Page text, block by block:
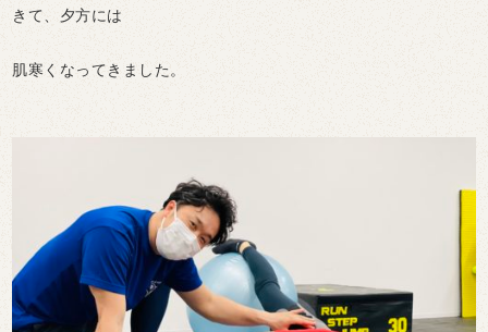
きて、夕方には
肌寒くなってきました。